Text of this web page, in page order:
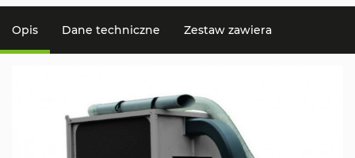
Opis Dane techniczne Zestaw zawiera